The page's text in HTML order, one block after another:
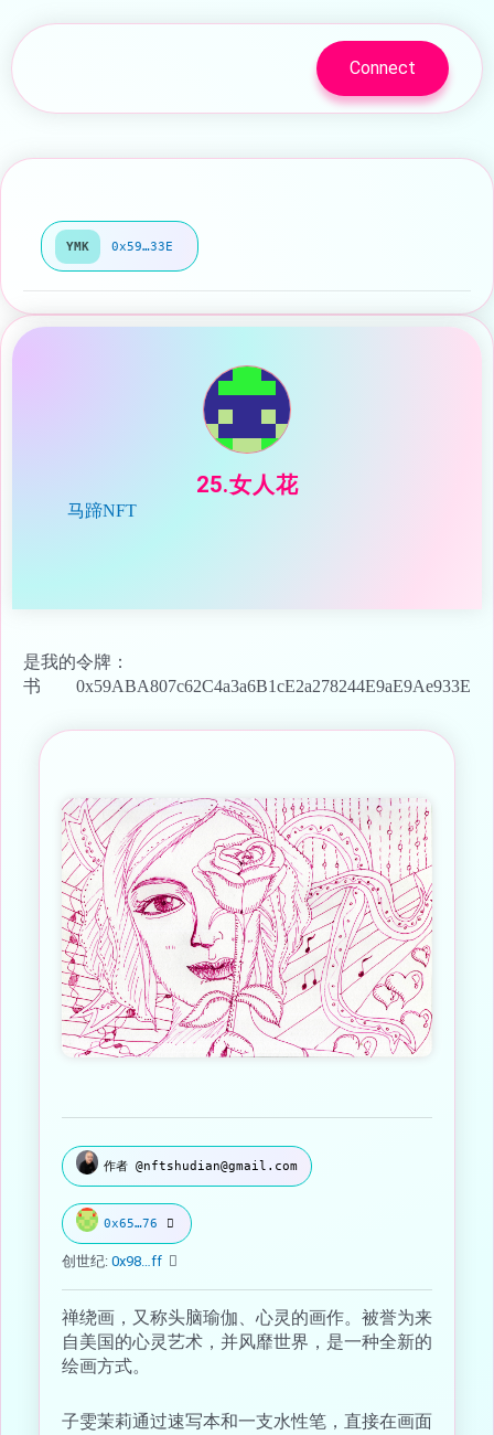
Connect
YMK 0x59…33E
25.女人花
马蹄NFT
是我的
书
令牌：
0x59ABA807c62C4a3a6B1cE2a278244E9aE9Ae933E
作者 @nftshudian@gmail.com
0x65…76
创世纪: 0x98…ff
禅绕画，又称头脑瑜伽、心灵的画作。被誉为来
自美国的心灵艺术，并风靡世界，是一种全新的
绘画方式。
子雯茉莉通过速写本和一支水性笔，直接在画面